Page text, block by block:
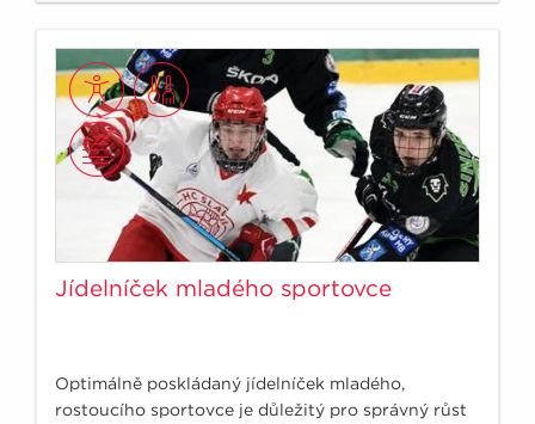
Jídelníček mladého sportovce
Optimálně poskládaný jídelníček mladého,
rostoucího sportovce je důležitý pro správný růst